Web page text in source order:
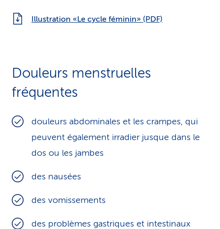
Illustration «Le cycle féminin» (PDF)
Douleurs menstruelles
fréquentes
douleurs abdominales et les crampes, qui
peuvent également irradier jusque dans le
dos ou les jambes
des nausées
des vomissements
des problèmes gastriques et intestinaux